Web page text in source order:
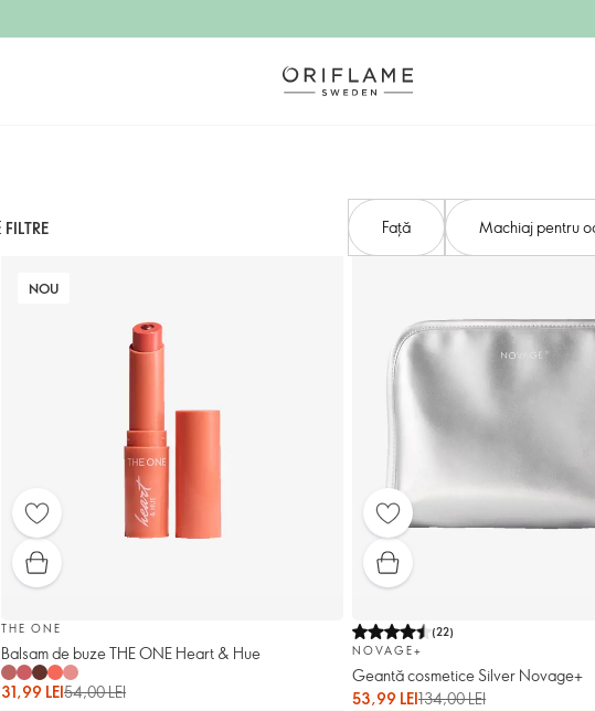
FILTRE Față Machiaj pentru
NOU
THE ONE
Balsam de buze THE ONE Heart & Hue
31,99 LEI54,00 LEI
(22)
NOVAGE+
Geantă cosmetice Silver Novage+
53,99 LEI134,00 LEI